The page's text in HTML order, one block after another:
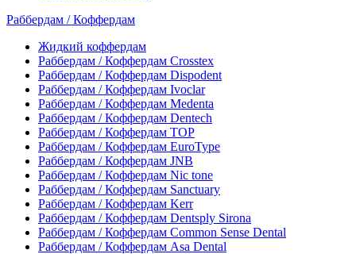
Раббердам / Коффердам
Жидкий коффердам
Раббердам / Коффердам Crosstex
Раббердам / Коффердам Dispodent
Раббердам / Коффердам Ivoclar
Раббердам / Коффердам Medenta
Раббердам / Коффердам Dentech
Раббердам / Коффердам ТОР
Раббердам / Коффердам EuroType
Раббердам / Коффердам JNB
Раббердам / Коффердам Nic tone
Раббердам / Коффердам Sanctuary
Раббердам / Коффердам Kerr
Раббердам / Коффердам Dentsply Sirona
Раббердам / Коффердам Common Sense Dental
Раббердам / Коффердам Asa Dental